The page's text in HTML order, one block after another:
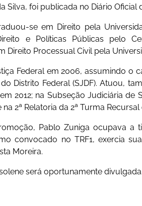
Silva, foi publicada no Diário Oficial
se em Direito pela
e Políticas Públicas pelo
Direito Processual Civil pela
Federal em 2006, assumindo o
Distrito Federal (SJDF). Atuou,
2012; na Subseção Judiciária de
na 2ª Relatoria da 2ª Turma
Pablo Zuniga ocupava a
convocado no TRF1, exercia
Moreira.
será oportunamente divulgada.